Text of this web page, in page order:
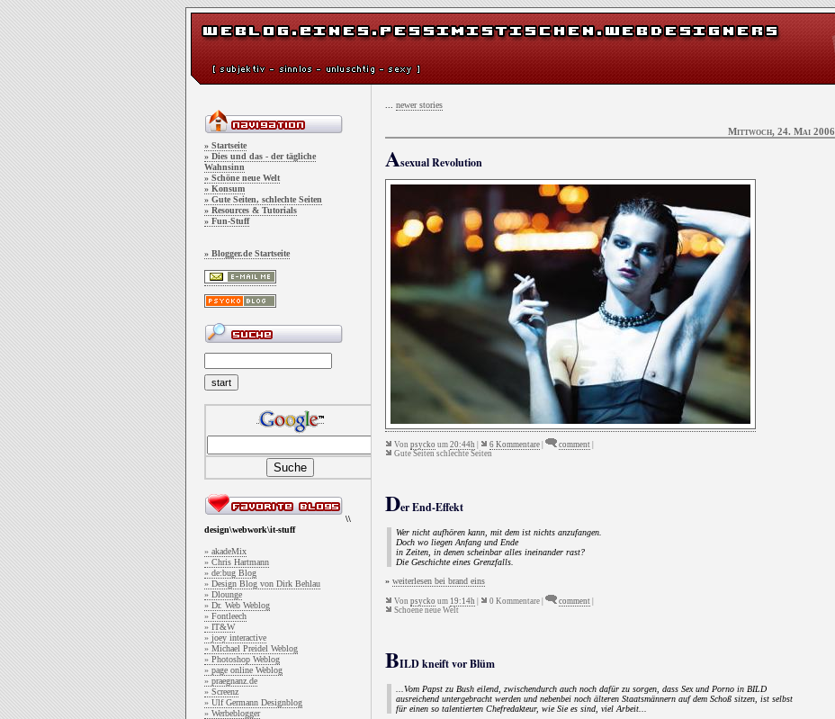
» Startseite
» Dies und das - der tägliche
Wahnsinn
» Schöne neue Welt
» Konsum
» Gute Seiten, schlechte Seiten
» Resources & Tutorials
» Fun-Stuff
» Blogger.de Startseite
\\
design\webwork\it-stuff
» akadeMix
» Chris Hartmann
» de:bug Blog
» Design Blog von Dirk Behlau
» Dlounge
» Dr. Web Weblog
» Fontleech
» IT&W
» joey interactive
» Michael Preidel Weblog
» Photoshop Weblog
» page online Weblog
» praegnanz.de
» Screenz
» Ulf Germann Designblog
» Werbeblogger
newer stories
Mittwoch, 24. Mai 2006
Asexual Revolution
Von psycko um 20:44h 6 Kommentare comment
Gute Seiten schlechte Seiten
Der End-Effekt
Wer nicht aufhören kann, mit dem ist nichts anzufangen.
Doch wo liegen Anfang und Ende
in Zeiten, in denen scheinbar alles ineinander rast?
Die Geschichte eines Grenzfalls.
» weiterlesen bei brand eins
Von psycko um 19:14h 0 Kommentare | comment
Schoene neue Welt
BILD kneift vor Blüm
...Vom Papst zu Bush eilend, zwischendurch auch noch dafür zu sorgen, dass Sex und Porno in BILD
ausreichend untergebracht werden und nebenbei noch älteren Staatsmännern auf dem Schoß sitzen, ist selbst
für einen so talentierten Chefredakteur, wie Sie es sind, viel Arbeit...